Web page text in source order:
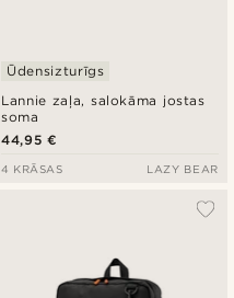
Lannie zaļa, salokāma jostas
soma
Ūdensizturīgs
44,95 €
4 KRĀSAS LAZY BEAR